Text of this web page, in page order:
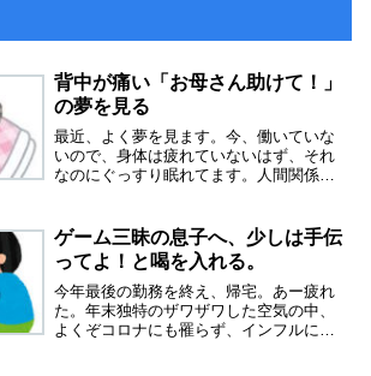
背中が痛い「お母さん助けて！」
の夢を見る
最近、よく夢を見ます。今、働いていな
いので、身体は疲れていないはず、それ
なのにぐっすり眠れてます。人間関係の
知症が進行し、枯れ木のようにガリガリ
に痩せてしまった晩年の母...
ゲーム三昧の息子へ、少しは手伝
ってよ！と喝を入れる。
今年最後の勤務を終え、帰宅。あー疲れ
た。年末独特のザワザワした空気の中、
よくぞコロナにも罹らず、インフルにも